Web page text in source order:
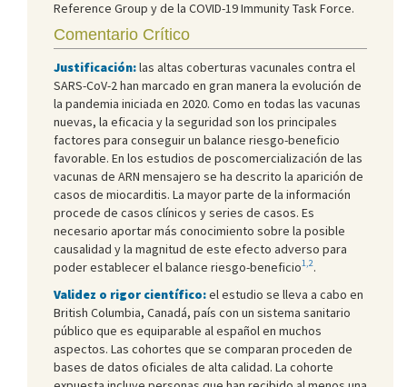
Reference Group y de la COVID-19 Immunity Task Force.
Comentario Crítico
Justificación:las altas coberturas vacunales contra el
SARS-CoV-2 han marcado en gran manera la evolución de
la pandemia iniciada en 2020. Como en todas las vacunas
nuevas, la eficacia y la seguridad son los principales
factores para conseguir un balance riesgo-beneficio
favorable. En los estudios de poscomercialización de las
vacunas de ARN mensajero se ha descrito la aparición de
casos de miocarditis. La mayor parte de la información
procede de casos clínicos y series de casos. Es
necesario aportar más conocimiento sobre la posible
causalidad y la magnitud de este efecto adverso para
poder establecer el balance riesgo-beneficio1,2.
Validez o rigor científico:el estudio se lleva a cabo en
British Columbia, Canadá, país con un sistema sanitario
público que es equiparable al español en muchos
aspectos. Las cohortes que se comparan proceden de
bases de datos oficiales de alta calidad. La cohorte